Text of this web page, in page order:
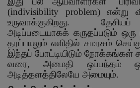
(indivisibility problem) என்று
உருவாக்குகிறது. தேசியப்
அடிப்படையாகக் கருதப்படும் ஒரு
தரப்பாலும் எளிதில் சமரசம்
இந்தப் போட்டியிடும் நோக்கங்கள்
வரை, அமைதி ஒப்பந்தம்
அடித்தளத்திலேயே அமையும்.